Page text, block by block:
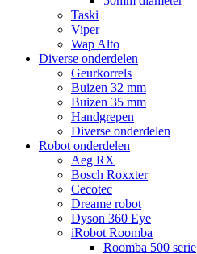
Taski
Viper
Wap Alto
Diverse onderdelen
Geurkorrels
Buizen 32 mm
Buizen 35 mm
Handgrepen
Diverse onderdelen
Robot onderdelen
Aeg RX
Bosch Roxxter
Cecotec
Dreame robot
Dyson 360 Eye
iRobot Roomba
Roomba 500 serie